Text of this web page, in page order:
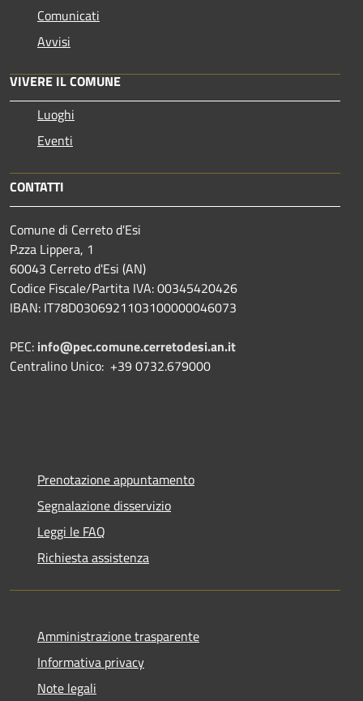
Comunicati
Avvisi
VIVERE IL COMUNE
Luoghi
Eventi
CONTATTI
Comune di Cerreto d'Esi
P.zza Lippera, 1
60043 Cerreto d'Esi (AN)
Codice Fiscale/Partita IVA: 00345420426
IBAN: IT78D0306921103100000046073
PEC: info@pec.comune.cerretodesi.an.it
Centralino Unico: +39 0732.679000
Prenotazione appuntamento
Segnalazione disservizio
Leggi le FAQ
Richiesta assistenza
Amministrazione trasparente
Informativa privacy
Note legali